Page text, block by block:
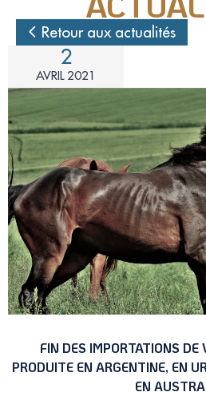
Mécénat d'entreprise
Enquêteur
Familles d'accueil
Délégué(é) en communication
Bénévoles dans nos refuges
Matériel militant
Salarié(e) / Stagiaire
Retour aux actualités
2
AVRIL 2021
FIN DES IMPORTATIONS DE
PRODUITE EN ARGENTINE, EN
EN